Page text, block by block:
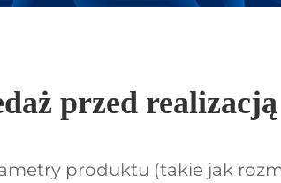
przed realizacją
produktu (takie jak